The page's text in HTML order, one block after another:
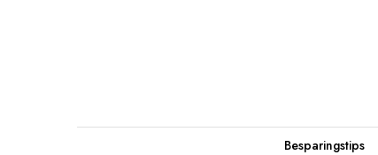
Besparingstips